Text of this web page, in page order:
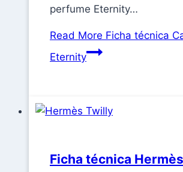
perfume Eternity…
Read More Ficha técnica
Eternity
Ficha técnica